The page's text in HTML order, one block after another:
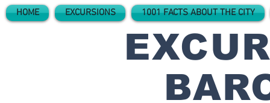
HOME EXCURSIONS 1001 FACTS ABOUT THE CITY